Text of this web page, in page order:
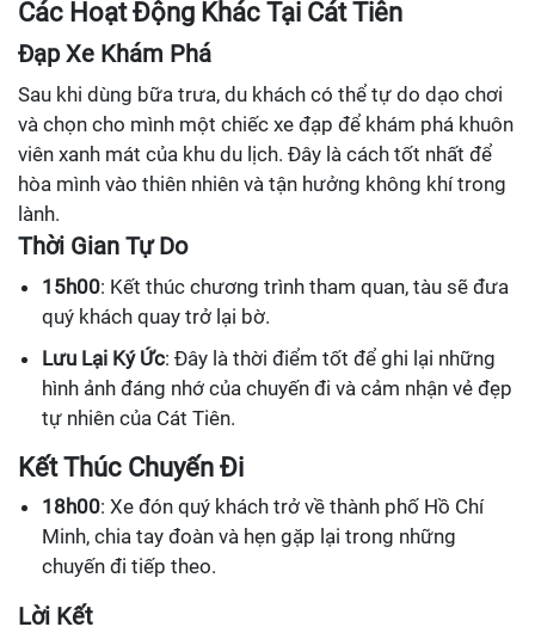
Các Hoạt Động Khác Tại Cát Tiên
Đạp Xe Khám Phá
Sau khi dùng bữa trưa, du khách có thể tự do dạo chơi
và chọn cho mình một chiếc xe đạp để khám phá khuôn
viên xanh mát của khu du lịch. Đây là cách tốt nhất để
hòa mình vào thiên nhiên và tận hưởng không khí trong
lành.
Thời Gian Tự Do
15h00: Kết thúc chương trình tham quan, tàu sẽ đưa
quý khách quay trở lại bờ.
Lưu Lại Ký Ức: Đây là thời điểm tốt để ghi lại những
hình ảnh đáng nhớ của chuyến đi và cảm nhận vẻ đẹp
tự nhiên của Cát Tiên.
Kết Thúc Chuyến Đi
18h00: Xe đón quý khách trở về thành phố Hồ Chí
Minh, chia tay đoàn và hẹn gặp lại trong những
chuyến đi tiếp theo.
Lời Kết